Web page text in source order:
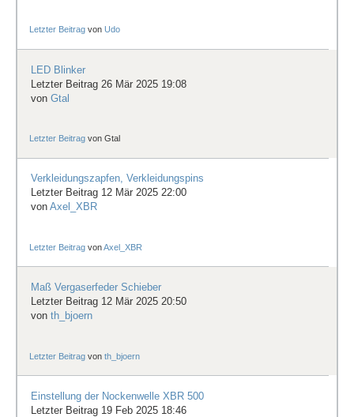
Letzter Beitrag vonUdo
LED Blinker
Letzter Beitrag 26 Mär 2025 19:08
von Gtal
Letzter Beitrag vonGtal
Verkleidungszapfen, Verkleidungspins
Letzter Beitrag 12 Mär 2025 22:00
von Axel_XBR
Letzter Beitrag vonAxel_XBR
Maß Vergaserfeder Schieber
Letzter Beitrag 12 Mär 2025 20:50
von th_bjoern
Letzter Beitrag vonth_bjoern
Einstellung der Nockenwelle XBR 500
Letzter Beitrag 19 Feb 2025 18:46